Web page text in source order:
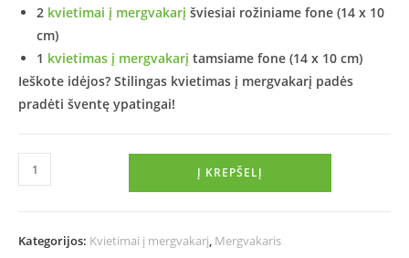
2 kvietimai į mergvakarį šviesiai rožiniame fone (14 x 10
cm)
1 kvietimas į mergvakarį tamsiame fone (14 x 10 cm)
Ieškote idėjos? Stilingas kvietimas į mergvakarį padės
pradėti šventę ypatingai!
Į KREPŠELĮ
Kategorijos: Kvietimai į mergvakarį, Mergvakaris